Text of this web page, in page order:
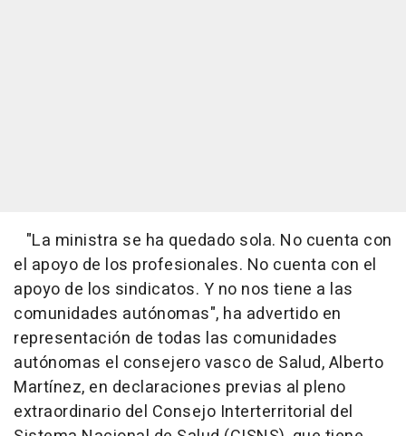
"La ministra se ha quedado sola. No cuenta con
el apoyo de los profesionales. No cuenta con el
apoyo de los sindicatos. Y no nos tiene a las
comunidades autónomas", ha advertido en
representación de todas las comunidades
autónomas el consejero vasco de Salud, Alberto
Martínez, en declaraciones previas al pleno
extraordinario del Consejo Interterritorial del